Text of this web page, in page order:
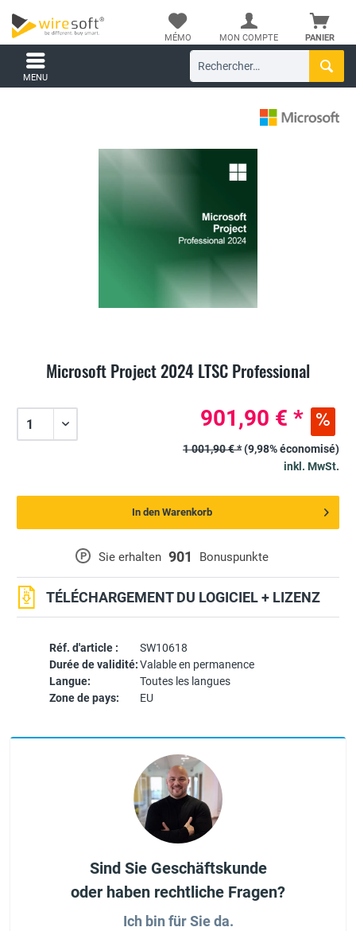
PANIER
MÉMO MON COMPTE
MENU
Microsoft Project 2024 LTSC Professional
Réf. d'article :
SW10618
Durée de validité:Valable en permanence
Langue:
Toutes les langues
Zone de pays:
EU
P Sie erhalten 901 Bonuspunkte
TÉLÉCHARGEMENT DU LOGICIEL + LIZENZ
901,90 € *
1 001,90 € *(9,98% économisé)
inkl. MwSt.
In den Warenkorb
Sind Sie Geschäftskunde
oder haben rechtliche Fragen?
Ich bin für Sie da.